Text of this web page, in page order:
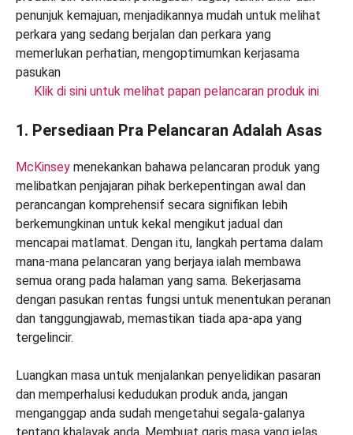
Klik di sini untuk melihat papan pelancaran produk ini
1. Persediaan Pra Pelancaran Adalah Asas
McKinsey menekankan bahawa pelancaran produk yang
melibatkan penjajaran pihak berkepentingan awal dan
perancangan komprehensif secara signifikan lebih
berkemungkinan untuk kekal mengikut jadual dan
mencapai matlamat. Dengan itu, langkah pertama dalam
mana-mana pelancaran yang berjaya ialah membawa
semua orang pada halaman yang sama. Bekerjasama
dengan pasukan rentas fungsi untuk menentukan peranan
dan tanggungjawab, memastikan tiada apa-apa yang
tergelincir.
Luangkan masa untuk menjalankan penyelidikan pasaran
dan memperhalusi kedudukan produk anda, jangan
menganggap anda sudah mengetahui segala-galanya